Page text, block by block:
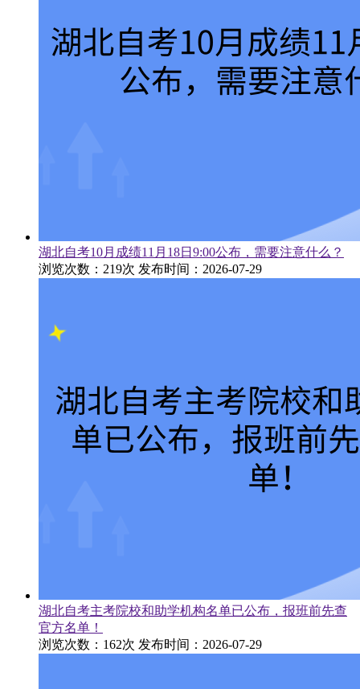
湖北自考10月成绩11月18日9:00公布，需要注意什么？
浏览次数：219次 发布时间：2026-07-29
湖北自考主考院校和助学机构名单已公布，报班前先查
官方名单！
浏览次数：162次 发布时间：2026-07-29